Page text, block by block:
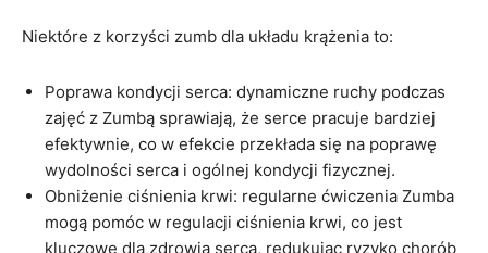
Niektóre z korzyści zumb dla układu krążenia to:
Poprawa kondycji serca: dynamiczne ruchy podczas
zajęć z Zumbą sprawiają, że serce pracuje bardziej
efektywnie, co w efekcie przekłada się na poprawę
wydolności serca i ogólnej kondycji fizycznej.
Obniżenie ciśnienia krwi: regularne ćwiczenia Zumba
mogą pomóc w regulacji ciśnienia krwi, co jest
kluczowe dla zdrowia serca, redukując ryzyko chorób